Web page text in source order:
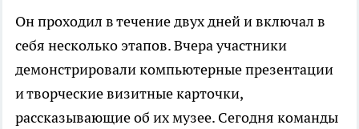
Он проходил в течение двух дней и включал в
себя несколько этапов. Вчера участники
демонстрировали компьютерные презентации
и творческие визитные карточки,
рассказывающие об их музее. Сегодня команды